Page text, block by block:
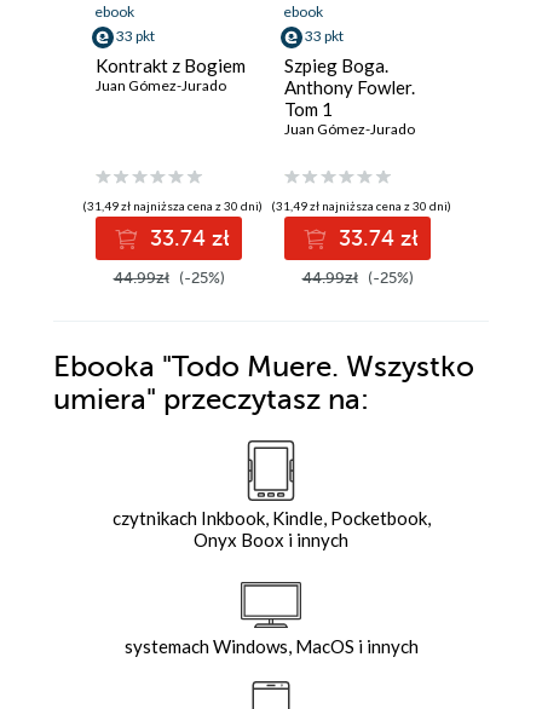
ebook
33 pkt
Kontrakt z Bogiem
Juan Gómez-Jurado
(31,49 zł najniższa cena z 30 dni)
33.74 zł
44.99zł (-25%)
ebook
33 pkt
Szpieg Boga.
Anthony Fowler.
Tom 1
Juan Gómez-Jurado
(31,49 zł najniższa cena z 30 dni)
33.74 zł
44.99zł (-25%)
Ebooka "Todo Muere. Wszystko
umiera" przeczytasz na:
czytnikach Inkbook, Kindle, Pocketbook,
Onyx Boox i innych
systemach Windows, MacOS i innych